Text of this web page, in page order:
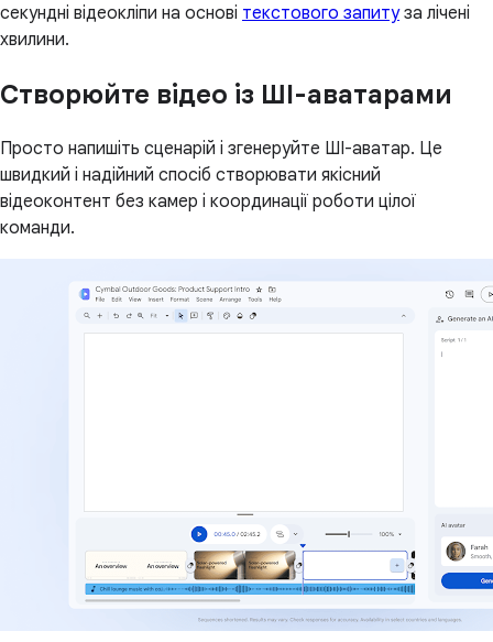
секундні відеокліпи на основі текстового запитуза лічені
хвилини.
Створюйте відео із ШІ-аватарами
Просто напишіть сценарій і згенеруйте ШІ-аватар. Це
швидкий і надійний спосіб створювати якісний
відеоконтент без камер і координації роботи цілої
команди.